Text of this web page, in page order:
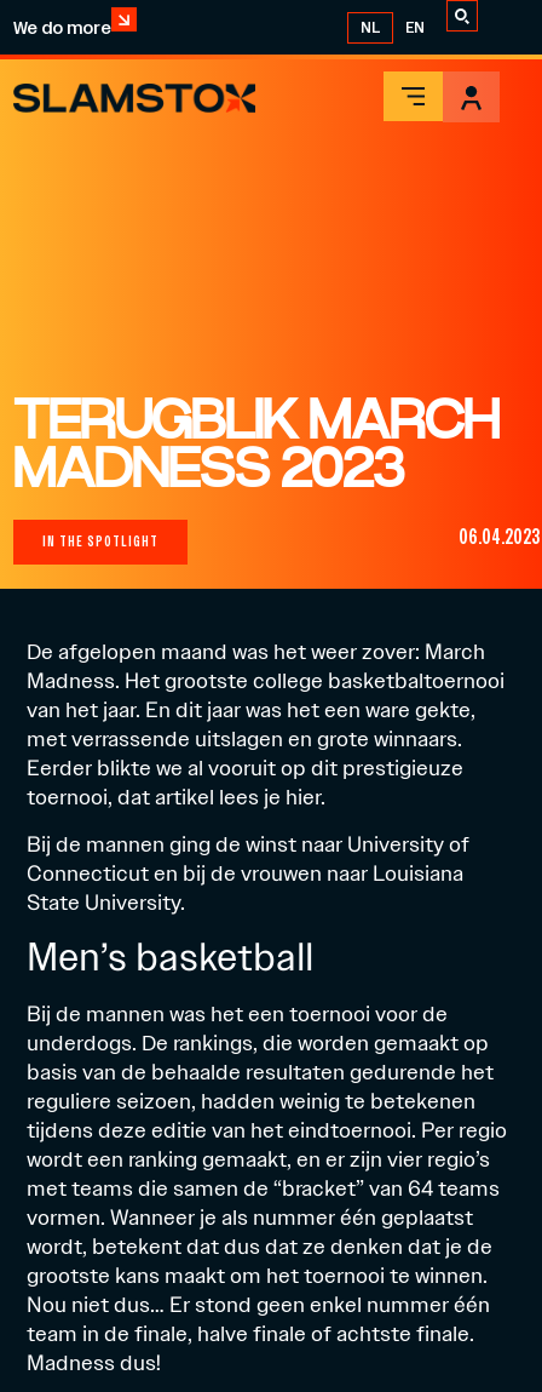
We do more NL EN
TERUGBLIK MARCH
MADNESS 2023
IN THE SPOTLIGHT 06.04.2023
De afgelopen maand was het weer zover: March
Madness. Het grootste college basketbaltoernooi
van het jaar. En dit jaar was het een ware gekte,
met verrassende uitslagen en grote winnaars.
Eerder blikte we al vooruit op dit prestigieuze
toernooi, dat artikel lees je hier.
Bij de mannen ging de winst naar University of
Connecticut en bij de vrouwen naar Louisiana
State University.
Men’s basketball
Bij de mannen was het een toernooi voor de
underdogs. De rankings, die worden gemaakt op
basis van de behaalde resultaten gedurende het
reguliere seizoen, hadden weinig te betekenen
tijdens deze editie van het eindtoernooi. Per regio
wordt een ranking gemaakt, en er zijn vier regio’s
met teams die samen de “bracket” van 64 teams
vormen. Wanneer je als nummer één geplaatst
wordt, betekent dat dus dat ze denken dat je de
grootste kans maakt om het toernooi te winnen.
Nou niet dus… Er stond geen enkel nummer één
team in de finale, halve finale of achtste finale.
Madness dus!